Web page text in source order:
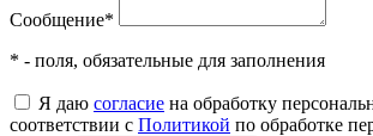
Сообщение*
* - поля, обязательные для заполнения
Я даю согласие на обработку
соответствии с Политикой по обработке